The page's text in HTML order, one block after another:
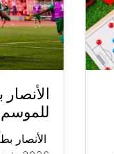
للموسم 2025-2026